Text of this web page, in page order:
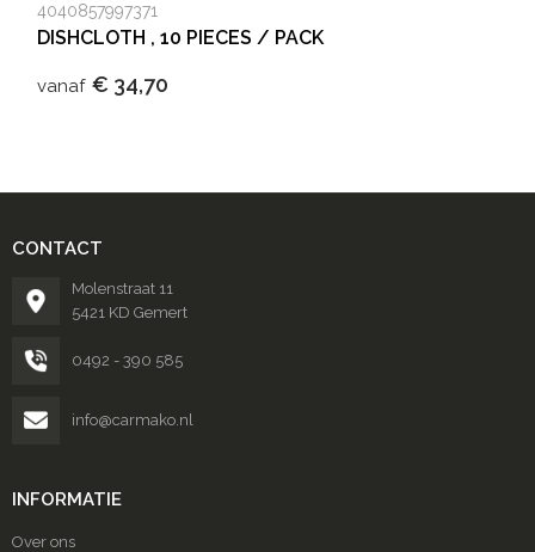
4040857997371
DISHCLOTH , 10 PIECES / PACK
vanaf € 34,70
CONTACT
Molenstraat 11
5421 KD Gemert
0492 - 390 585
info@carmako.nl
INFORMATIE
Over ons